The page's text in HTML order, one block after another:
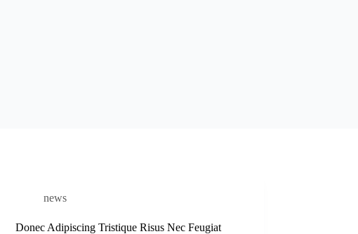
news
Donec Adipiscing Tristique Risus Nec Feugiat